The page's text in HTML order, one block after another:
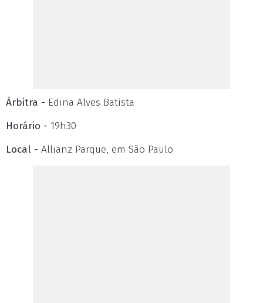
Árbitra - Edina Alves Batista
Horário - 19h30
Local - Allianz Parque, em São Paulo